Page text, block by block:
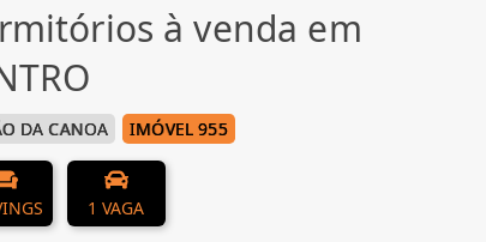
à venda em
DA CANOA IMÓVEL 955
1 VAGA